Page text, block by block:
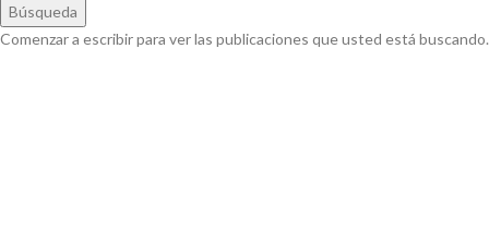
Búsqueda
Comenzar a escribir para ver las publicaciones que usted está buscando.